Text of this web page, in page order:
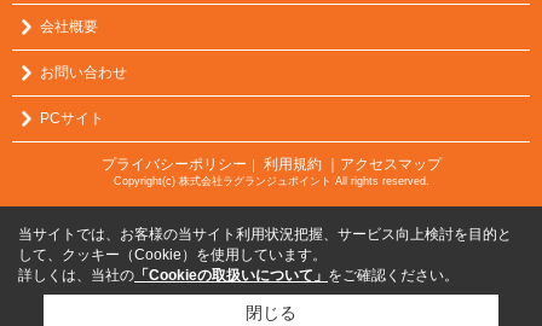
会社概要
お問い合わせ
PCサイト
プライバシーポリシー 利用規約 ｜アクセスマップ
Copyright(c) 株式会社ラグランジュポイント All rights reserved.
当サイトでは、お客様の当サイト利用状況把握、サービス向上検討を目的と
して、クッキー（Cookie）を使用しています。
詳しくは、当社の 「Cookieの取扱いについて」 をご確認ください。
閉じる